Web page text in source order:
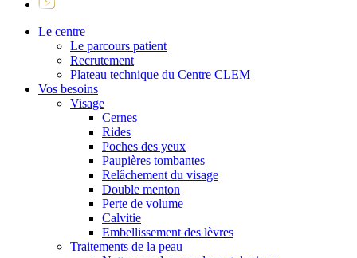
Le centre
Le parcours patient
Recrutement
Plateau technique du Centre CLEM
Vos besoins
Visage
Cernes
Rides
Poches des yeux
Paupières tombantes
Relâchement du visage
Double menton
Perte de volume
Calvitie
Embellissement des lèvres
Traitements de la peau